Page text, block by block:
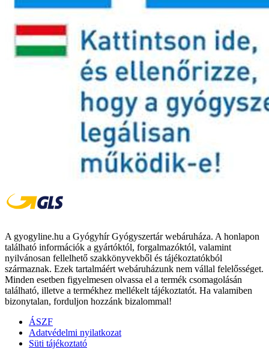
A gyogyline.hu a Gyógyhír Gyógyszertár webáruháza. A honlapon
található információk a gyártóktól, forgalmazóktól, valamint
nyilvánosan fellelhető szakkönyvekből és tájékoztatókból
származnak. Ezek tartalmáért webáruházunk nem vállal felelősséget.
Minden esetben figyelmesen olvassa el a termék csomagolásán
található, illetve a termékhez mellékelt tájékoztatót. Ha valamiben
bizonytalan, forduljon hozzánk bizalommal!
ÁSZF
Adatvédelmi nyilatkozat
Süti tájékoztató